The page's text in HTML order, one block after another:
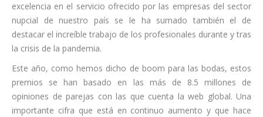
excelencia en el servicio ofrecido por las empresas del sector
nupcial de nuestro país se le ha sumado también el de
destacar el increíble trabajo de los profesionales durante y tras
la crisis de la pandemia.
Este año, como hemos dicho de boom para las bodas, estos
premios se han basado en las más de 8.5 millones de
opiniones de parejas con las que cuenta la web global. Una
importante cifra que está en continuo aumento y que hace